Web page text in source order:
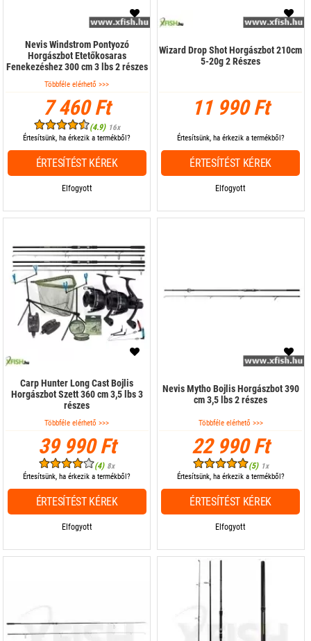
Nevis Windstrom Pontyozó
Horgászbot Etetőkosaras
Fenekezéshez 300 cm 3 lbs 2 részes
Többféle elérhető >>>
7 460 Ft
(4.9) 16x
Elfogyott
Értesítsünk, ha érkezik a termékből?
ÉRTESÍTÉST KÉREK
Wizard Drop Shot Horgászbot 210cm
5-20g 2 Részes
11 990 Ft
Elfogyott
Értesítsünk, ha érkezik a termékből?
ÉRTESÍTÉST KÉREK
Carp Hunter Long Cast Bojlis
Horgászbot Szett 360 cm 3,5 lbs 3
részes
Többféle elérhető >>>
39 990 Ft
(4) 8x
Elfogyott
Értesítsünk, ha érkezik a termékből?
ÉRTESÍTÉST KÉREK
Nevis Mytho Bojlis Horgászbot 390
cm 3,5 lbs 2 részes
Többféle elérhető >>>
22 990 Ft
(5) 1x
Elfogyott
Értesítsünk, ha érkezik a termékből?
ÉRTESÍTÉST KÉREK